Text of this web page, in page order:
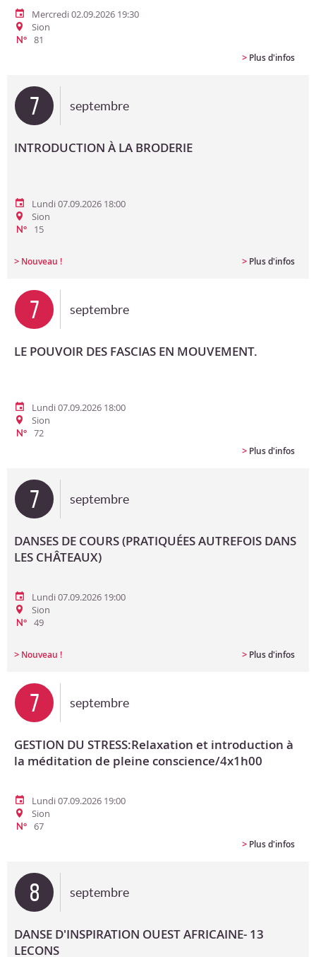
Mercredi 02.09.2026 19:30
Sion
N°
81
> Plus d'infos
7 septembre
INTRODUCTION À LA BRODERIE
Lundi 07.09.2026 18:00
Sion
N° 15
> Nouveau ! > Plus d'infos
7 septembre
LE POUVOIR DES FASCIAS EN MOUVEMENT.
Lundi 07.09.2026 18:00
Sion
N°
72
> Plus d'infos
7 septembre
DANSES DE COURS (PRATIQUÉES AUTREFOIS DANS
LES CHÂTEAUX)
Lundi 07.09.2026 19:00
Sion
N° 49
> Nouveau ! > Plus d'infos
7 septembre
GESTION DU STRESS:Relaxation et introduction à
la méditation de pleine conscience/4x1h00
Lundi 07.09.2026 19:00
Sion
N°
67
> Plus d'infos
8 septembre
DANSE D'INSPIRATION OUEST AFRICAINE- 13
LECONS